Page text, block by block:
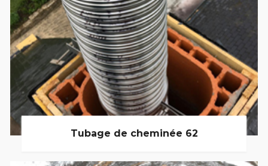
Tubage de cheminée 62